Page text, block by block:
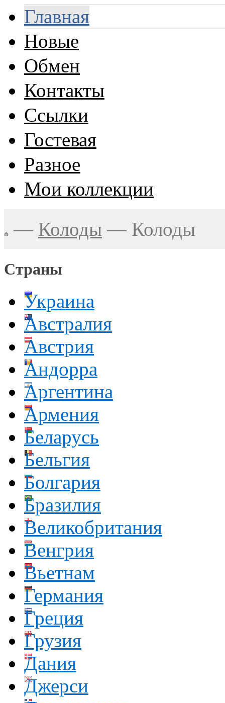
Главная
Новые
Обмен
Контакты
Ссылки
Гостевая
Разное
Мои коллекции
— Колоды — Колоды
Страны
Украина
Австралия
Австрия
Андорра
Аргентина
Армения
Беларусь
Бельгия
Болгария
Бразилия
Великобритания
Венгрия
Вьетнам
Германия
Греция
Грузия
Дания
Джерси